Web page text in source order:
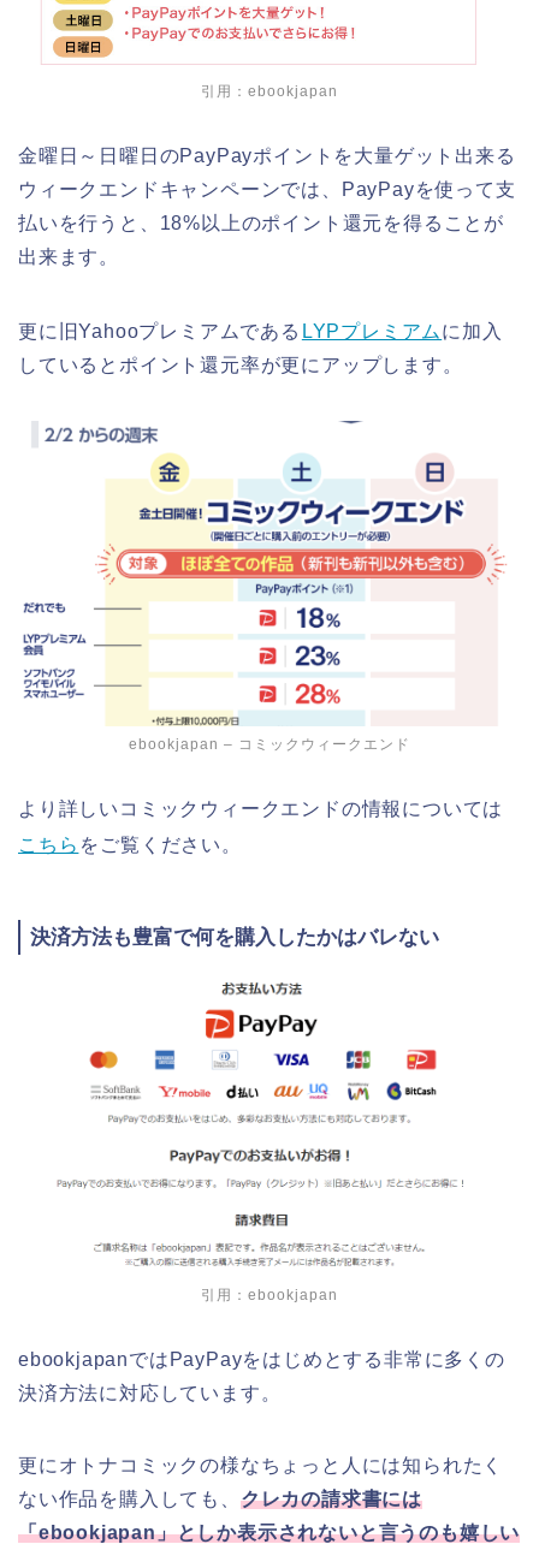
引用：ebookjapan
金曜日～日曜日のPayPayポイントを大量ゲット出来る
ウィークエンドキャンペーンでは、PayPayを使って支
払いを行うと、18%以上のポイント還元を得ることが
出来ます。
更に旧Yahooプレミアムである LYPプレミアム に加入
しているとポイント還元率が更にアップします。
ebookjapan – コミックウィークエンド
より詳しいコミックウィークエンドの情報については
こちら をご覧ください。
決済方法も豊富で何を購入したかはバレない
引用：ebookjapan
ebookjapanではPayPayをはじめとする非常に多くの
決済方法に対応しています。
更にオトナコミックの様なちょっと人には知られたく
ない作品を購入しても、 クレカの請求書には
「ebookjapan」としか表示されないと言うのも嬉しい